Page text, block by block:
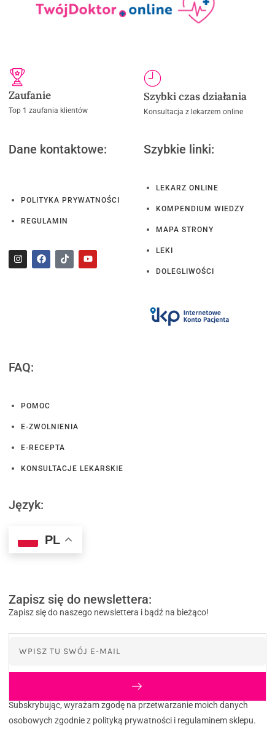
Zaufanie
Top 1 zaufania klientów
Szybki czas działania
Konsultacja z lekarzem online
Dane kontaktowe:
POLITYKA PRYWATNOŚCI
REGULAMIN
Szybkie linki:
LEKARZ ONLINE
KOMPENDIUM WIEDZY
MAPA STRONY
LEKI
DOLEGLIWOŚCI
FAQ:
POMOC
E-ZWOLNIENIA
E-RECEPTA
KONSULTACJE LEKARSKIE
Język:
PL
Zapisz się do newslettera:
Zapisz się do naszego newslettera i bądź na bieżąco!
Subskrybując, wyrażam zgodę na przetwarzanie moich danych
osobowych zgodnie z polityką prywatności i regulaminem sklepu.